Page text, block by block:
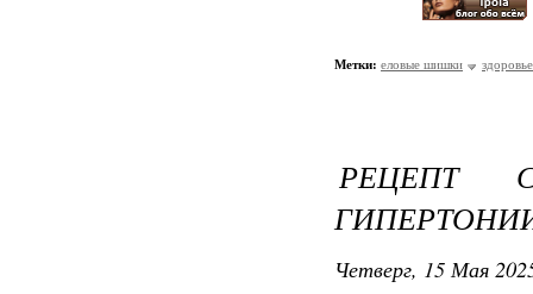
Метки: еловые шишки здоровье
РЕЦЕПТ
Четверг, 15 Мая